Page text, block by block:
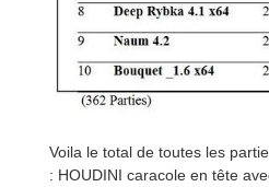
Voila le total de toutes les
: HOUDINI caracole en tête